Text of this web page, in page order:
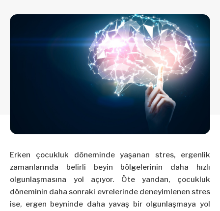
Erken çocukluk döneminde yaşanan stres, ergenlik
zamanlarında belirli beyin bölgelerinin daha hızlı
olgunlaşmasına yol açıyor. Öte yandan, çocukluk
döneminin daha sonraki evrelerinde deneyimlenen stres
ise, ergen beyninde daha yavaş bir olgunlaşmaya yol